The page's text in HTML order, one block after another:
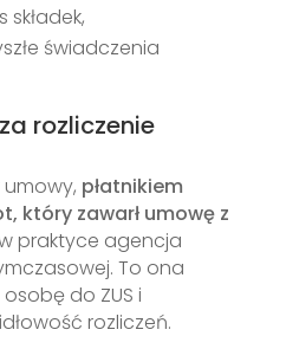
świadczenia
rozliczenie
płatnikiem
który zawarł umowę z
praktyce agencja
To ona
do ZUS i
rozliczeń.